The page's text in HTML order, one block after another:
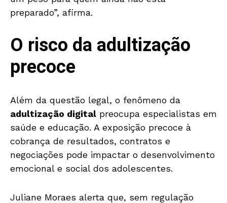
preparado”, afirma.
O risco da adultização
precoce
Além da questão legal, o fenômeno da
adultização digital preocupa especialistas em
saúde e educação. A exposição precoce à
cobrança de resultados, contratos e
negociações pode impactar o desenvolvimento
emocional e social dos adolescentes.
Juliane Moraes alerta que, sem regulação